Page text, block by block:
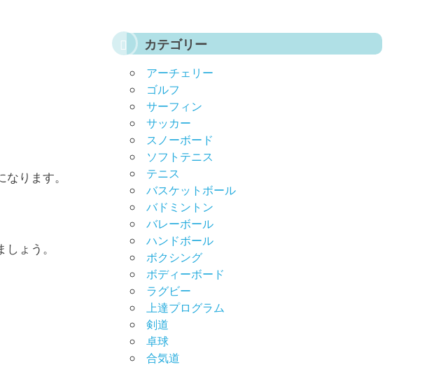
ります。
ょう。
カテゴリー
アーチェリー
ゴルフ
サーフィン
サッカー
スノーボード
ソフトテニス
テニス
バスケットボール
バドミントン
バレーボール
ハンドボール
ボクシング
ボディーボード
ラグビー
上達プログラム
剣道
卓球
合気道